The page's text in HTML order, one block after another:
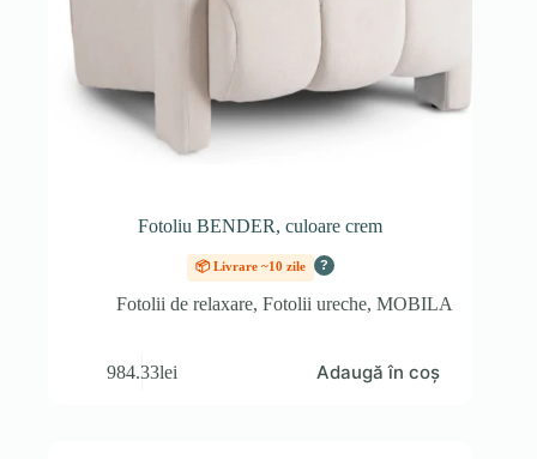
Fotoliu BENDER, culoare crem
📦 Livrare ~10 zile ?
Fotolii de relaxare, Fotolii ureche, MOBILA
984.33lei Adaugă în coș